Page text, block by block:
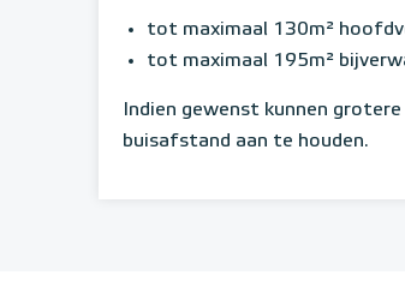
tot maximaal 130m²
tot maximaal 195m²
Indien gewenst kunnen
buisafstand aan te houden.